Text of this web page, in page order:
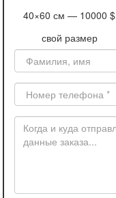
40×60 см — 10000 $
свой размер